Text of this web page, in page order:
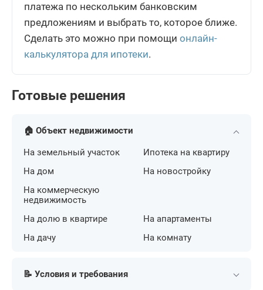
платежа по нескольким банковским
предложениям и выбрать то, которое ближе.
Сделать это можно при помощи онлайн-
калькулятора для ипотеки.
Готовые решения
🏠 Объект недвижимости
На земельный участок
На дом
На коммерческую
недвижимость
Ипотека на квартиру
На новостройку
На долю в квартире
На дачу
На апартаменты
На комнату
📝 Условия и требования